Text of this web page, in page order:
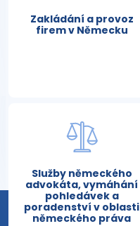
Zakládání a provoz
firem v Německu
Služby německého
advokáta, vymáhání
pohledávek a
poradenství v oblasti
německého práva